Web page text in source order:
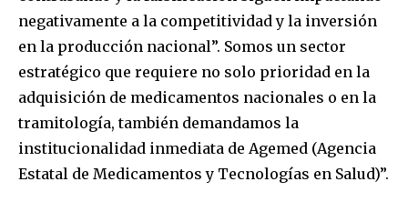
negativamente a la competitividad y la inversión
en la producción nacional”. Somos un sector
estratégico que requiere no solo prioridad en la
adquisición de medicamentos nacionales o en la
tramitología, también demandamos la
institucionalidad inmediata de Agemed (Agencia
Estatal de Medicamentos y Tecnologías en Salud)”.